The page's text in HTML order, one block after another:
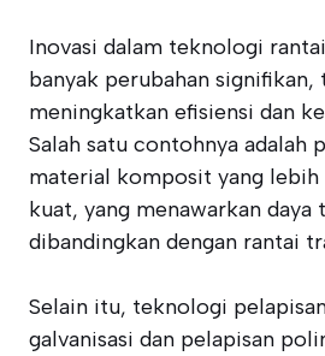
Inovasi dalam teknologi
banyak perubahan signifikan,
meningkatkan efisiensi dan
Salah satu contohnya adalah
material komposit yang lebih
kuat, yang menawarkan daya
dibandingkan dengan rantai
Selain itu, teknologi
galvanisasi dan pelapisan